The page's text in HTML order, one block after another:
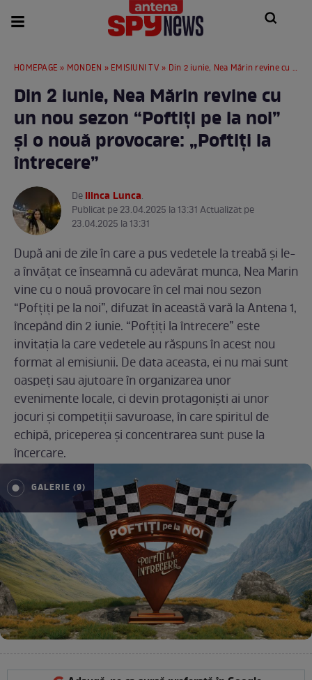
HOMEPAGE » MONDEN » EMISIUNI TV » Din 2 iunie, Nea Mărin revine cu un nou sezon “Poftiți pe la noi” și o nouă provocare: „Poftiți la întrecere”
Din 2 iunie, Nea Mărin revine cu
un nou sezon “Poftiți pe la noi”
și o nouă provocare: „Poftiți la
întrecere”
DeIlinca Lunca.
Publicat pe 23.04.2025 la 13:31 Actualizat pe
23.04.2025 la 13:31
După ani de zile în care a pus vedetele la treabă și le-
a învățat ce înseamnă cu adevărat munca, Nea Marin
vine cu o nouă provocare în cel mai nou sezon
“Pofțiți pe la noi”, difuzat în această vară la Antena 1,
începând din 2 iunie. “Pofțiți la întrecere” este
invitația la care vedetele au răspuns în acest nou
format al emisiunii. De data aceasta, ei nu mai sunt
oaspeți sau ajutoare în organizarea unor
evenimente locale, ci devin protagoniști ai unor
jocuri și competiții savuroase, în care spiritul de
echipă, priceperea și concentrarea sunt puse la
încercare.
GALERIE (9)